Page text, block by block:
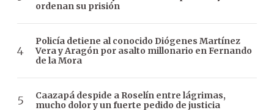
ordenan su prisión
Policía detiene al conocido Diógenes Martínez
Vera y Aragón por asalto millonario en Fernando
de la Mora
Caazapá despide a Roselín entre lágrimas,
mucho dolor y un fuerte pedido de justicia